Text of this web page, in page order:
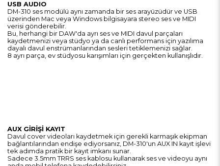
USB AUDIO
DM-310 ses modülü aynı zamanda bir ses arayüzüdür ve USB
üzerinden Mac veya Windows bilgisayara stereo ses ve MIDI
verisi gönderebilir.
Bu, herhangi bir DAW'da ayrı ses ve MIDI davul parçaları
kaydetmenizi veya stüdyo ya da canlı performans için yazılıma
dayalı davul enstrümanlarından sesleri tetiklemenizi sağlar.
8 ayrı parça, ev stüdyosu karışımları için gerçekten kullanışlıdır.
AUX GİRİŞİ KAYIT
Davul cover videoları kaydetmek için gerekli karmaşık ekipman
bağlantılarından endişe ediyorsanız, DM-310'un AUX IN kayıt işlevi
tek adımda pratik bir kayıt imkanı sunar.
Sadece 3.5mm TRRS ses kablosu kullanarak ses ve videoyu aynı